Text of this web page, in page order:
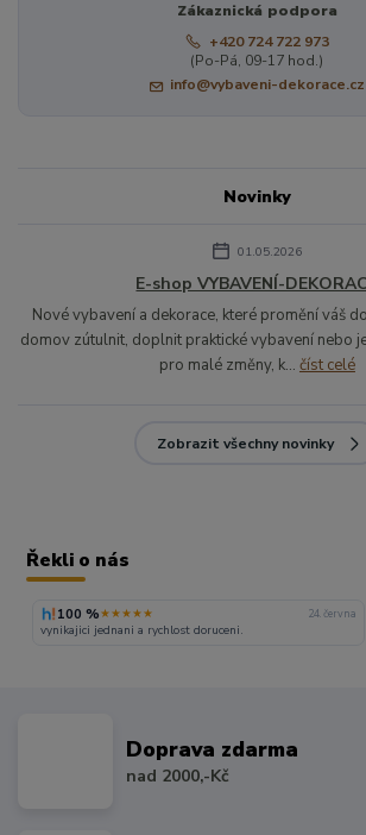
Zákaznická podpora
+420 724 722 973
(Po-Pá, 09-17 hod.)
info@vybaveni-dekorace.cz
Novinky
01.05.2026
E-shop VYBAVENÍ-
Nové vybavení a dekorace, které promění váš
domov zútulnit, doplnit praktické vybavení nebo
pro malé změny, k... číst celé
Zobrazit všechny novinky
Řekli o nás
100 %★★★★★ 24. června
vynikajici jednani a rychlost doruceni.
Doprava zdarma
nad 2000,-Kč